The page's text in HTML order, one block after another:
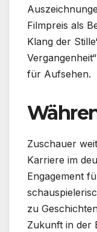
Filmpreis als
Klang der
für Aufsehen.
Zuschauer
Karriere im
Engagement
zu
Zukunft in der